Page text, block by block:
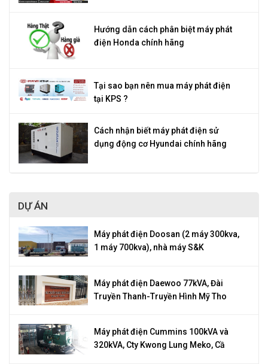
Hướng dẫn cách phân biệt máy phát
điện Honda chính hãng
Tại sao bạn nên mua máy phát điện
tại KPS ?
Cách nhận biết máy phát điện sử
dụng động cơ Hyundai chính hãng
DỰ ÁN
Máy phát điện Doosan (2 máy 300kva,
1 máy 700kva), nhà máy S&K
Máy phát điện Daewoo 77kVA, Đài
Truyền Thanh-Truyền Hình Mỹ Tho
Máy phát điện Cummins 100kVA và
320kVA, Cty Kwong Lung Meko, Cầ